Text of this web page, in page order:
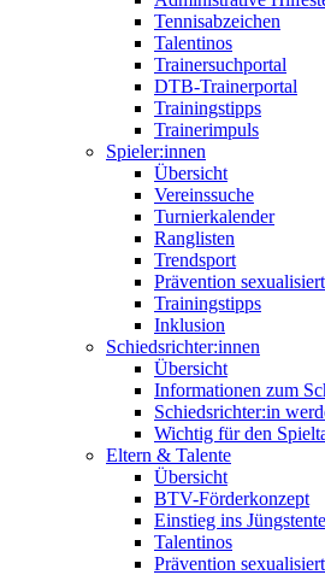
Tennisabzeichen
Talentinos
Trainersuchportal
DTB-Trainerportal
Trainingstipps
Trainerimpuls
Spieler:innen
Übersicht
Vereinssuche
Turnierkalender
Ranglisten
Trendsport
Prävention
Trainingstipps
Inklusion
Schiedsrichter:innen
Übersicht
Informationen zum
Schiedsrichter:in
Wichtig für den
Eltern & Talente
Übersicht
BTV-Förderkonzept
Einstieg ins
Talentinos
Prävention